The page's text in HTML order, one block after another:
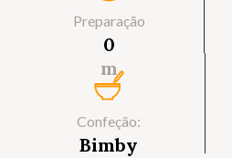
Preparação
0
m
Confeção:
Bimby